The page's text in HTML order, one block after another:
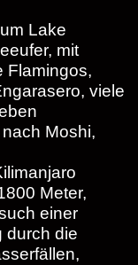
Lake
mit
Flamingos,
viele
Moshi,
Meter,
einer
durch die